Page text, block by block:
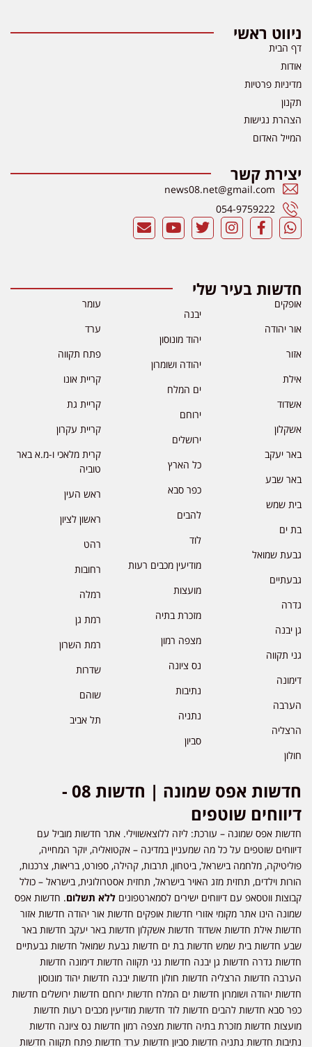
ניווט ראשי
דף הבית
אודות
מדיניות פרטיות
תקנון
הצהרת נגישות
המייל האדום
יצירת קשר
news08.net@gmail.com
054-9759222
חדשות בעיר שלי
אופקים
אור יהודה
אזור
אילת
אשדוד
אשקלון
באר יעקב
באר שבע
בית שמש
בת ים
גבעת שמואל
גבעתיים
גדרה
גן יבנה
גני תקווה
דימונה
הערבה
הרצליה
חולון
יבנה
יהוד מונוסון
יהודה ושומרון
ים המלח
ירוחם
ירושלים
כל הארץ
כפר סבא
להבים
לוד
מודיעין מכבים רעות
מועצות
מזכרת בתיה
מצפה רמון
נס ציונה
נתיבות
נתניה
סביון
עומר
ערד
פתח תקווה
קריית אונו
קריית גת
קריית עקרון
קרית מלאכי ו-מ.א באר
טוביה
ראש העין
ראשון לציון
רהט
רחובות
רמלה
רמת גן
רמת השרון
שדרות
שוהם
תל אביב
חדשות אפס שמונה | חדשות 08 -
דיווחים שוטפים
חדשות אפס שמונה – עורכת: ליזה ללוצאשווילי. אתר חדשות מוביל עם
דיווחים שוטפים על כל מה שמעניין במדינה – אקטואליה, יוקר המחייה,
פוליטיקה, מלחמה בישראל, ביטחון, תרבות, קהילה, ספורט, בריאות, צרכנות,
הורות וילדים, תחזית מזג האויר בישראל, תחזית אסטרולוגית, בישראל – כולל
קבוצות ווטסאפ עם דיווחים ישירים לסמארטפונים ללא תשלום. חדשות אפס
שמונה הינו אתר מקומי אזורי חדשות אופקים חדשות אור יהודה חדשות אזור
חדשות אילת חדשות אשדוד חדשות אשקלון חדשות באר יעקב חדשות באר
שבע חדשות בית שמש חדשות בת ים חדשות גבעת שמואל חדשות גבעתיים
חדשות גדרה חדשות גן יבנה חדשות גני תקווה חדשות דימונה חדשות
הערבה חדשות הרצליה חדשות חולון חדשות יבנה חדשות יהוד מונוסון
חדשות יהודה ושומרון חדשות ים המלח חדשות ירוחם חדשות ירושלים חדשות
כפר סבא חדשות להבים חדשות לוד חדשות מודיעין מכבים רעות חדשות
מועצות חדשות מזכרת בתיה חדשות מצפה רמון חדשות נס ציונה חדשות
נתיבות חדשות נתניה חדשות סביון חדשות ערד חדשות פתח תקווה חדשות